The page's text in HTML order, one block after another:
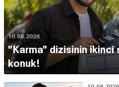
10.08.2026
''Karma'' dizisinin ikinci
konuk!